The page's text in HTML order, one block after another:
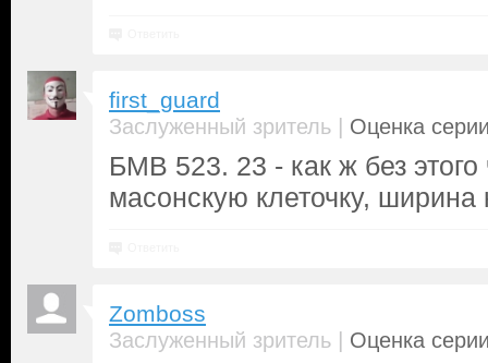
first_guard
Заслуженный зритель | Оценка
БМВ 523. 23 - как ж без
масонскую клеточку,
Zomboss
Заслуженный зритель | Оценка